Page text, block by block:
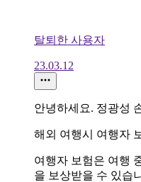
탈퇴한 사용자
23.03.12
안녕하세요. 정광성
해외 여행시 여행자
여행자 보험은 여행
을 보상받을 수 있습